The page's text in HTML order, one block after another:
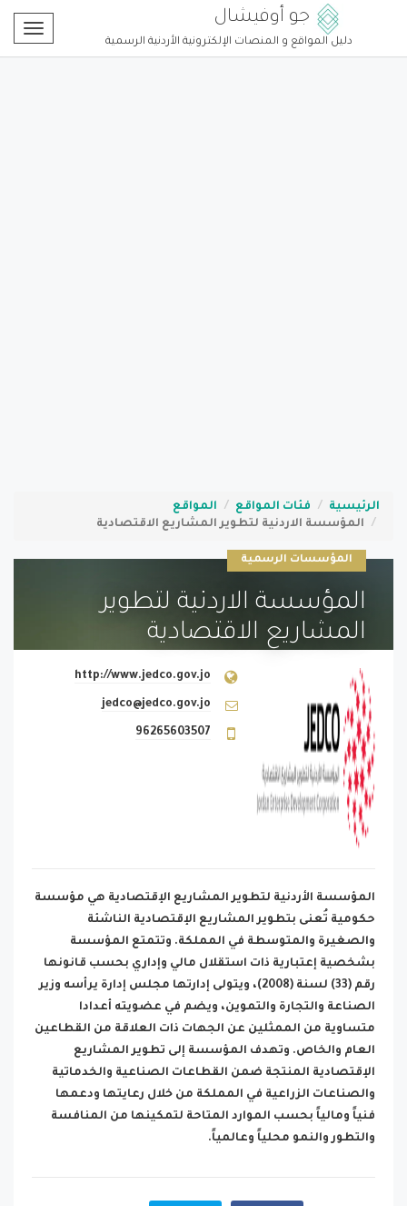
جو أوفيشال
دليل المواقع و المنصات الإلكترونية الأردنية الرسمية
الرئيسية فئات المواقع
المواقع
المؤسسة الاردنية لتطوير المشاريع الاقتصادية
المؤسسات الرسمية
المؤسسة الاردنية لتطوير
المشاريع الاقتصادية
http://www.jedco.gov.jo
jedco@jedco.gov.jo
96265603507
المؤسسة الأردنية لتطوير المشاريع الإقتصادية هي مؤسسة
حكومية تُعنى بتطوير المشاريع الإقتصادية الناشئة
والصغيرة والمتوسطة في المملكة. وتتمتع المؤسسة
بشخصية إعتبارية ذات استقلال مالي وإداري بحسب قانونها
رقم (33) لسنة (2008)، ويتولى إدارتها مجلس إدارة يرأسه وزير
الصناعة والتجارة والتموين، ويضم في عضويته أعدادا
متساوية من الممثلين عن الجهات ذات العلاقة من القطاعين
العام والخاص. وتهدف المؤسسة إلى تطوير المشاريع
الإقتصادية المنتجة ضمن القطاعات الصناعية والخدماتية
والصناعات الزراعية في المملكة من خلال رعايتها ودعمها
فنياً ومالياً بحسب الموارد المتاحة لتمكينها من المنافسة
والتطور والنمو محلياً وعالمياً.